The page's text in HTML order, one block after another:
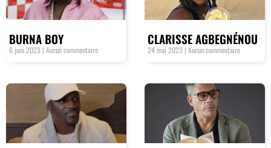
BURNA BOY
6 juin 2023 Aucun commentaire
CLARISSE AGBEGNÉNOU
24 mai 2023 Aucun commentaire